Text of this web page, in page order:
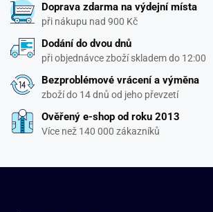
Doprava zdarma na výdejní místa
při nákupu nad 900 Kč
Dodání do dvou dnů
při objednávce zboží skladem do 12:00
Bezproblémové vrácení a výměna
zboží do 14 dnů od jeho převzetí
Ověřený e-shop od roku 2013
Více než 140 000 zákazníků